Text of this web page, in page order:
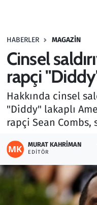
HABERLER MAGAZIN
Cinsel
rapçi
Hakkında cinsel
"Diddy" lakaplı
rapçi Sean
MURAT KAHRIMAN
EDITÖR
Haber
Kültür Sanat
Kurumsal
Lezzet Durağı
Memur ve Kamu
Otomobil
Oyun